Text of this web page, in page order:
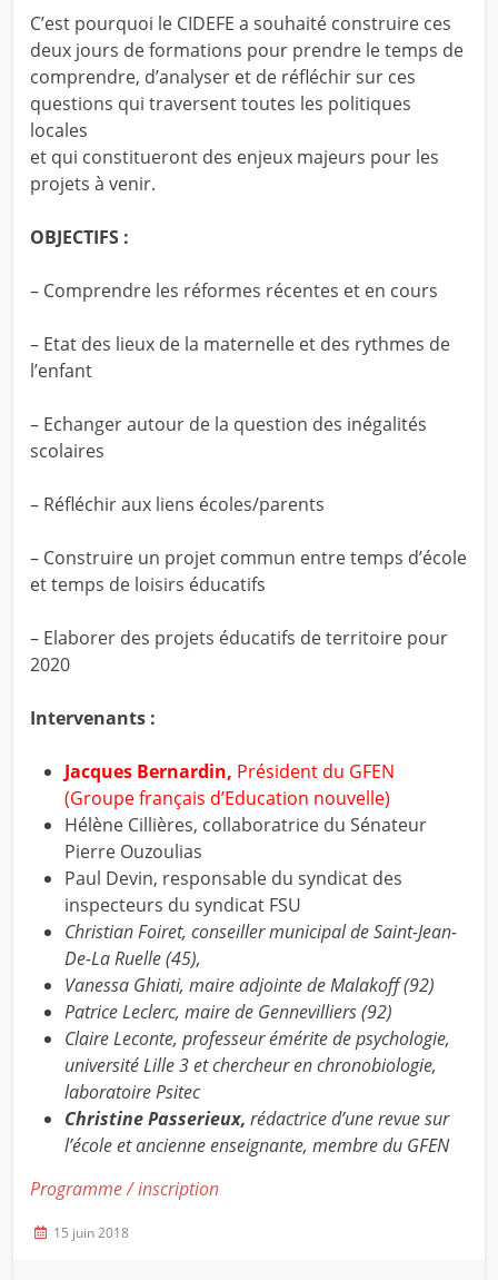
C’est pourquoi le CIDEFE a souhaité construire ces
deux jours de formations pour prendre le temps de
comprendre, d’analyser et de réfléchir sur ces
questions qui traversent toutes les politiques
locales
et qui constitueront des enjeux majeurs pour les
projets à venir.
OBJECTIFS :
– Comprendre les réformes récentes et en cours
– Etat des lieux de la maternelle et des rythmes de
l’enfant
– Echanger autour de la question des inégalités
scolaires
– Réfléchir aux liens écoles/parents
– Construire un projet commun entre temps d’école
et temps de loisirs éducatifs
– Elaborer des projets éducatifs de territoire pour
2020
Intervenants :
Jacques Bernardin, Président du GFEN
(Groupe français d’Education nouvelle)
Hélène Cillières, collaboratrice du Sénateur
Pierre Ouzoulias
Paul Devin, responsable du syndicat des
inspecteurs du syndicat FSU
Christian Foiret, conseiller municipal de Saint-Jean-
De-La Ruelle (45),
Vanessa Ghiati, maire adjointe de Malakoff (92)
Patrice Leclerc, maire de Gennevilliers (92)
Claire Leconte, professeur émérite de psychologie,
université Lille 3 et chercheur en chronobiologie,
laboratoire Psitec
Christine Passerieux, rédactrice d’une revue sur
l’école et ancienne enseignante, membre du GFEN
Programme / inscription
15 juin 2018